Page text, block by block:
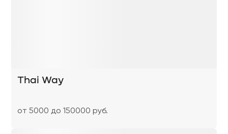
Thai Way
от 5000 до 150000 руб.